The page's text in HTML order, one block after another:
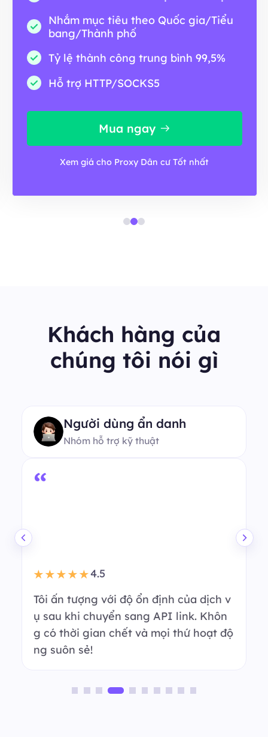
Nhắm mục tiêu theo Quốc gia/Tiểu
bang/Thành phố
Tỷ lệ thành công trung bình 99,5%
Hỗ trợ HTTP/SOCKS5
Mua ngay
Xem giá cho Proxy Dân cư Tốt nhất
Khách hàng của
chúng tôi nói gì
“
★★★★★4.5
Tôi ấn tượng với độ ổn định của dịch v
ụ sau khi chuyển sang API link. Khôn
g có thời gian chết và mọi thứ hoạt độ
ng suôn sẻ!
Người dùng ẩn danh
Nhóm hỗ trợ kỹ thuật